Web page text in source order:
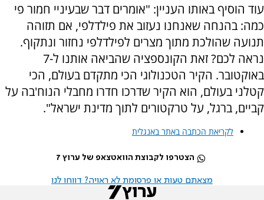
עוד הוסיף באותו העניין: "אומרים דבר שבעיניי חמור פי
כמה: בהנחה שאנחנו נעזוב את פילדלפי, אם תזוהה
תנועה שהולכת מתוך מצרים לפילדלפי נחזור ונתקוף.
נראה לכם? זאת הקונספציה שהביאה אותנו ל-7
באוקטובר. הקיר הטכנולוגי הכי מתקדם בעולם, הכי
קטלני בעולם, הוא הקיר שדרכו חדרו מחבלי הנוח'בה על
קביים, ברגל, על טרקטורים לתוך מדינת ישראל".
לקריאת הכתבה באתר באנגלית
הצטרפו לקבוצת הוואטצאפ של ערוץ 7
מצאתם טעות או פרסומת לא ראויה? דווחו לנו